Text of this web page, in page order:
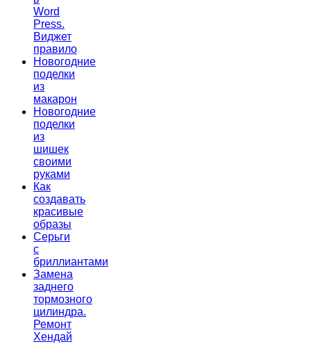
Word
Press.
Виджет
правило
Новогодние
поделки
из
макарон
Новогодние
поделки
из
шишек
своими
руками
Как
создавать
красивые
образы
Серьги
с
бриллиантами
Замена
заднего
тормозного
цилиндра.
Ремонт
Хендай